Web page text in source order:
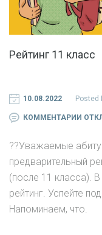
Рейтинг 11 класс
10.08.2022 Posted
КОММЕНТАРИИ К
11
?‍?Уважаемые
предварительный
(после 11 класса).
рейтинг. Успейте
Напоминаем, что.